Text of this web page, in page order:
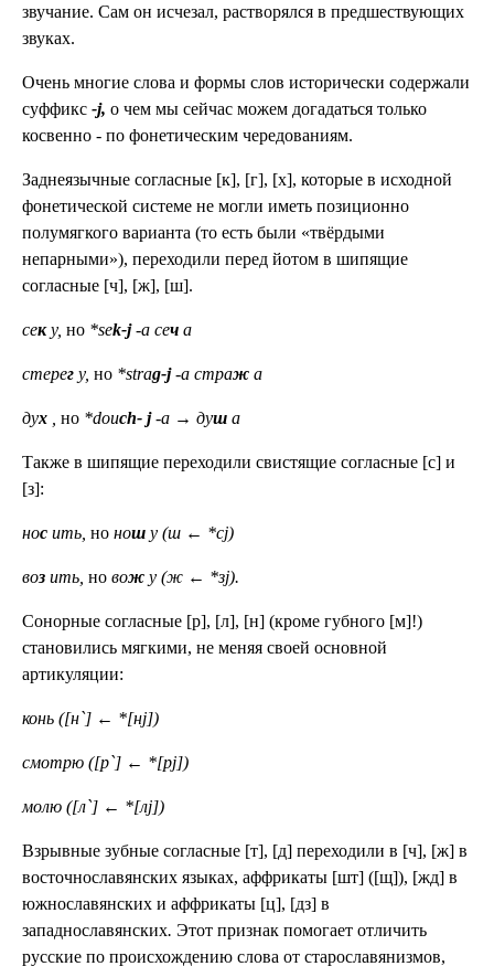
звучание. Сам он исчезал, растворялся в предшествующих
звуках.
Очень многие слова и формы слов исторически содержали
суффикс -j, о чем мы сейчас можем догадаться только
косвенно - по фонетическим чередованиям.
Заднеязычные согласные [к], [г], [х], которые в исходной
фонетической системе не могли иметь позиционно
полумягкого варианта (то есть были «твёрдыми
непарными»), переходили перед йотом в шипящие
согласные [ч], [ж], [ш].
секу, но *sek-j-a сеч а
стерег у, но *strag-j-a страж а
дух но *douch- j-a → душ а
Также в шипящие переходили свистящие согласные [с] и
[з]:
нос ить, но нош у (ш ← *сj)
воз ить, но вож у (ж ← *зj).
Сонорные согласные [р], [л], [н] (кроме губного [м]!)
становились мягкими, не меняя своей основной
артикуляции:
конь ([н`] ← *[нj])
смотрю ([р`] ← *[рj])
молю ([л`] ← *[лj])
Взрывные зубные согласные [т], [д] переходили в [ч], [ж] в
восточнославянских языках, аффрикаты [шт] ([щ]), [жд] в
южнославянских и аффрикаты [ц], [дз] в
западнославянских. Этот признак помогает отличить
русские по происхождению слова от старославянизмов,